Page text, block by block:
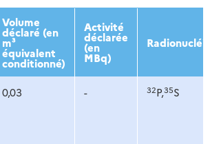
2014 2015 2016
Volume
déclaré (en
m³
équivalent
conditionné)
Activité
déclarée
(en
MBq)
0,03 - 32P,35S